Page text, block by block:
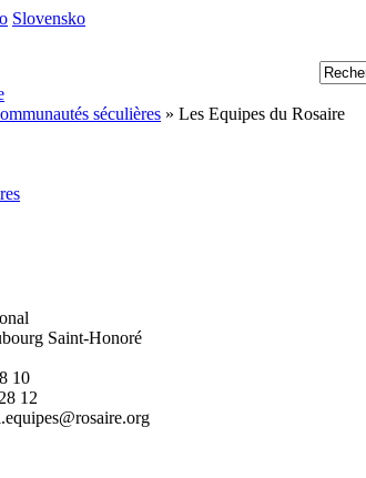
Slovensko
séculières » Les Equipes du Rosaire
Saint-Honoré
10
12